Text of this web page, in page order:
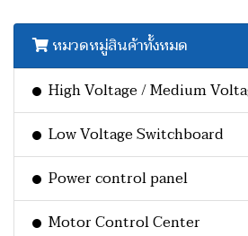
หมวดหมู่สินค้าทั้งหมด
High Voltage / Medium
Low Voltage Switchboard
Power control panel
Motor Control Center